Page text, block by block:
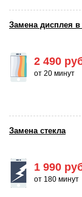
2 490
от 20 минут
Замена дисплея в
1 990
от 180 минут
Замена стекла